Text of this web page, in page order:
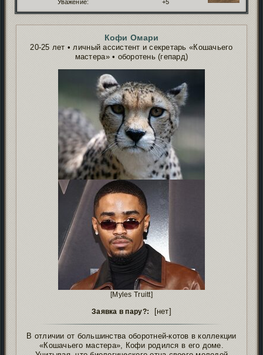
Уважение: +5
Кофи Омари
20-25 лет • личный ассистент и секретарь «Кошачьего
мастера» • оборотень (гепард)
[Myles Truitt]
Заявка в пару?: [нет]
В отличии от большинства оборотней-котов в коллекции
«Кошачьего мастера», Кофи родился в его доме.